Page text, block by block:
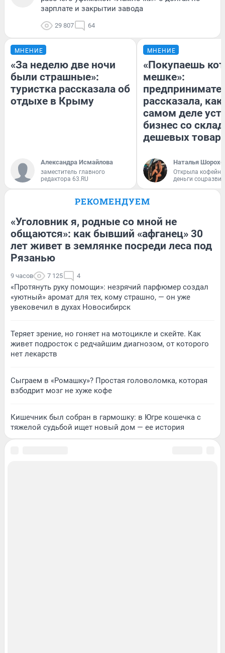
зарплате и закрытии завода
29 807 64
МНЕНИЕ
«За неделю две ночи
были страшные»:
туристка рассказала об
отдыхе в Крыму
Александра Исмайлова
заместитель главного
редактора 63.RU
МНЕНИЕ
«Покупаешь
мешке»:
рассказала, как
самом деле
бизнес со
дешевых
Наталья
Открыла
деньги
РЕКОМЕНДУЕМ
«Уголовник я, родные со мной не
общаются»: как бывший «афганец» 30
лет живет в землянке посреди леса под
Рязанью
9 часов 7 125 4
«Протянуть руку помощи»: незрячий парфюмер создал
«уютный» аромат для тех, кому страшно, — он уже
увековечил в духах Новосибирск
Теряет зрение, но гоняет на мотоцикле и скейте. Как
живет подросток с редчайшим диагнозом, от которого
нет лекарств
Сыграем в «Ромашку»? Простая головоломка, которая
взбодрит мозг не хуже кофе
Кишечник был собран в гармошку: в Югре кошечка с
тяжелой судьбой ищет новый дом — ее история